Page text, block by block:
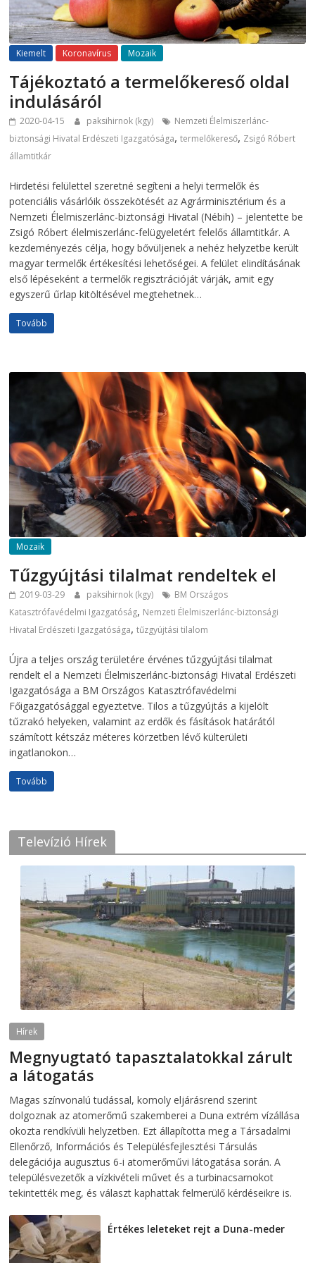
Kiemelt Koronavírus Mozaik
Tájékoztató a termelőkereső oldal
indulásáról
2020-04-15 paksihirnok (kgy)
Nemzeti Élelmiszerlánc-
biztonsági Hivatal Erdészeti Igazgatósága,termelőkereső, Zsigó Róbert
államtitkár
Hirdetési felülettel szeretné segíteni a helyi termelők és
potenciális vásárlóik összekötését az Agrárminisztérium és a
Nemzeti Élelmiszerlánc-biztonsági Hivatal (Nébih) – jelentette be
Zsigó Róbert élelmiszerlánc-felügyeletért felelős államtitkár. A
kezdeményezés célja, hogy bővüljenek a nehéz helyzetbe került
magyar termelők értékesítési lehetőségei. A felület elindításának
első lépéseként a termelők regisztrációját várják, amit egy
egyszerű űrlap kitöltésével megtehetnek…
Tovább
Mozaik
Tűzgyújtási tilalmat rendeltek el
2019-03-29 paksihirnok (kgy)
BM Országos
Katasztrófavédelmi Igazgatóság, Nemzeti Élelmiszerlánc-biztonsági
Hivatal Erdészeti Igazgatósága,tűzgyújtási tilalom
Újra a teljes ország területére érvénes tűzgyújtási tilalmat
rendelt el a Nemzeti Élelmiszerlánc-biztonsági Hivatal Erdészeti
Igazgatósága a BM Országos Katasztrófavédelmi
Főigazgatósággal egyeztetve. Tilos a tűzgyújtás a kijelölt
tűzrakó helyeken, valamint az erdők és fásítások határától
számított kétszáz méteres körzetben lévő külterületi
ingatlanokon…
Tovább
Televízió Hírek
Hírek
Megnyugtató tapasztalatokkal zárult
a látogatás
Magas színvonalú tudással, komoly eljárásrend szerint
dolgoznak az atomerőmű szakemberei a Duna extrém vízállása
okozta rendkívüli helyzetben. Ezt állapította meg a Társadalmi
Ellenőrző, Információs és Településfejlesztési Társulás
delegációja augusztus 6-i atomerőművi látogatása során. A
településvezetők a vízkivételi művet és a turbinacsarnokot
tekintették meg, és választ kaphattak felmerülő kérdéseikre is.
Értékes leleteket rejt a Duna-meder